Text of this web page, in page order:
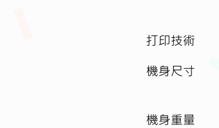
打印技術
機身尺寸
機身重量